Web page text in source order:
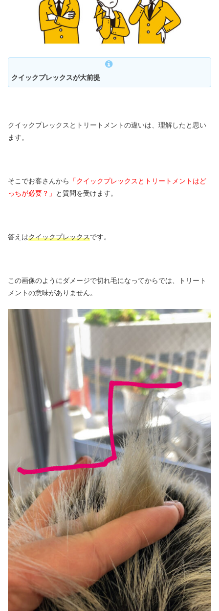
クイックプレックスが大前提
クイックプレックスとトリートメントの違いは、理解したと思い
ます。
そこでお客さんから
「クイックプレックスとトリートメントはど
っちが必要？」
と質問を受けます。
答えはクイックプレックスです。
この画像のようにダメージで切れ毛になってからでは、トリート
メントの意味がありません。